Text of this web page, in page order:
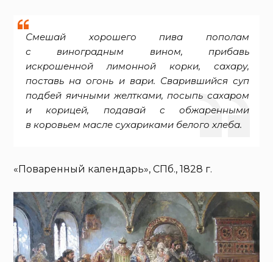
Смешай хорошего пива пополам
с виноградным вином, прибавь
искрошенной лимонной корки, сахару,
поставь на огонь и вари. Сварившийся суп
подбей яичными желтками, посыпь сахаром
и корицей, подавай с обжаренными
в коровьем масле сухариками белого хлеба.
«Поваренный календарь», СПб., 1828 г.